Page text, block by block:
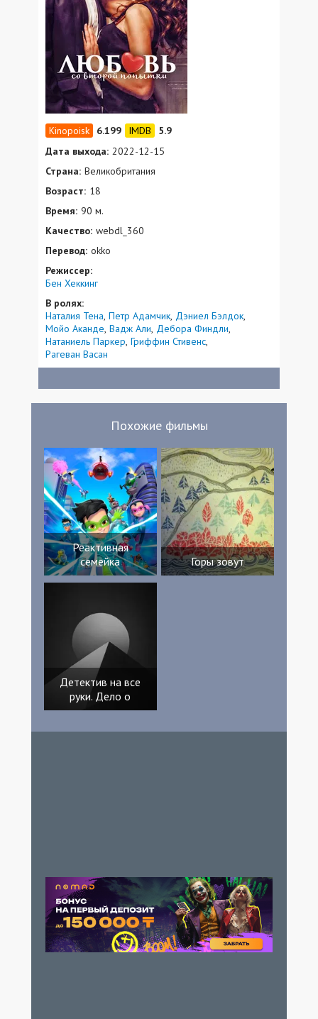
6.199
5.9
Дата выхода: 2022-12-15
Страна: Великобритания
Возраст: 18
Время: 90 м.
Качество: webdl_360
Перевод: okko
Режиссер:
Бен Хеккинг
В ролях:
Наталия Тена Петр Адамчик Дэниел Бэлдок
Мойо Аканде Вадж Али Дебора Финдли
Натаниель Паркер Гриффин Стивенс
Рагеван Васан
Похожие фильмы
Реактивная
семейка
Горы зовут
Детектив на все
руки. Дело о